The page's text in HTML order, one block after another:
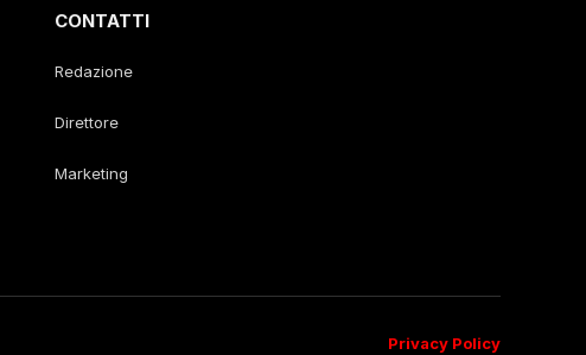
CONTATTI
Redazione
Direttore
Marketing
Privacy Policy